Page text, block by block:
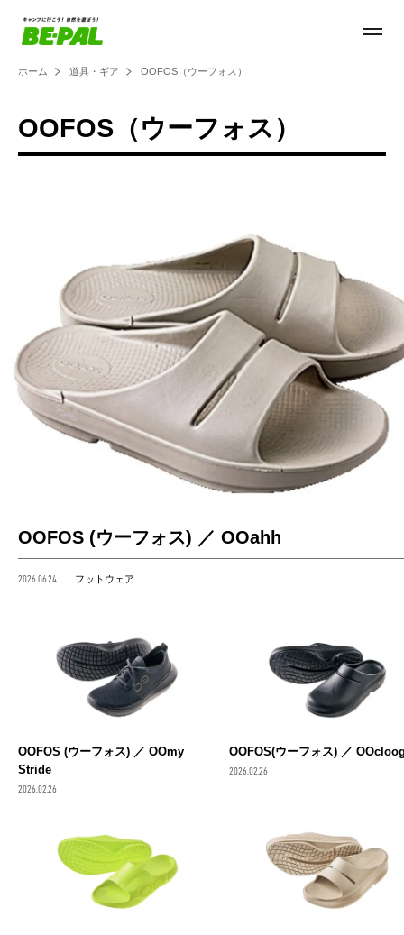
ホーム 道具・ギア OOFOS（ウーフォス）
OOFOS（ウーフォス）
OOFOS (ウーフォス) ／ OOahh
2026.06.24 フットウェア
OOFOS (ウーフォス) ／ OOmy
Stride
2026.02.26
OOFOS(ウーフォス) ／
2026.02.26